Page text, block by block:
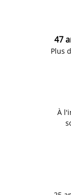
47
Plus
À